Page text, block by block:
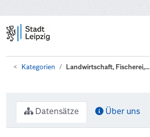
Kategorien Landwirtschaft, Fischerei,...
Datensätze Über uns